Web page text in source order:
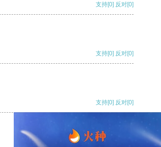
支持[0] 反对[0]
支持[0] 反对[0]
支持[0] 反对[0]